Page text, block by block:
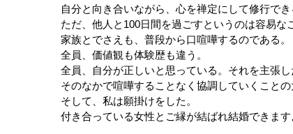
自分と向き合いながら、心を禅定にして修行でき
ただ、他人と100日間を過ごすというのは容易な
家族とでさえも、普段から口喧嘩するのである。
全員、価値観も体験歴も違う。
全員、自分が正しいと思っている。それを主張し
そのなかで喧嘩することなく協調していくことの
そして、私は願掛けをした。
付き合っている女性とご縁が結ばれ結婚できます